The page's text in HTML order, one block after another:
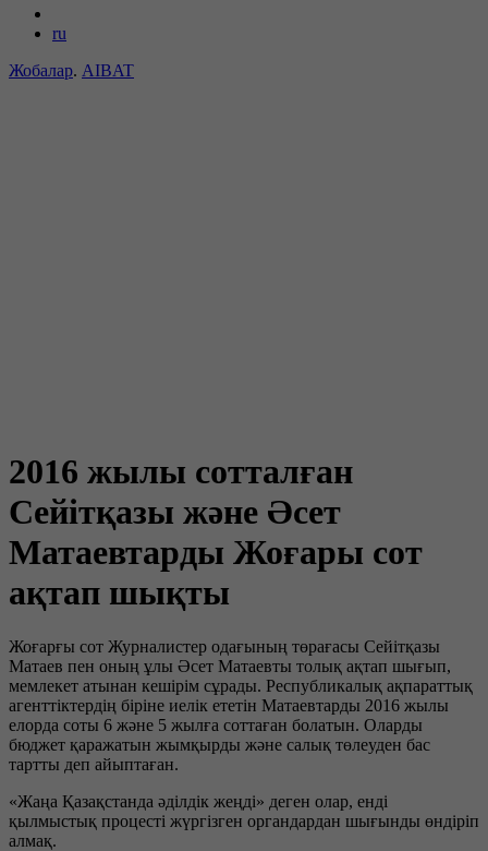
ru
Жобалар. AIBAT
2016 жылы сотталған
Сейітқазы және Әсет
Матаевтарды Жоғары сот
ақтап шықты
Жоғарғы сот Журналистер одағының төрағасы Сейітқазы
Матаев пен оның ұлы Әсет Матаевты толық ақтап шығып,
мемлекет атынан кешірім сұрады. Республикалық ақпараттық
агенттіктердің біріне иелік ететін Матаевтарды 2016 жылы
елорда соты 6 және 5 жылға соттаған болатын. Оларды
бюджет қаражатын жымқырды және салық төлеуден бас
тартты деп айыптаған.
«Жаңа Қазақстанда әділдік жеңді» деген олар, енді
қылмыстық процесті жүргізген органдардан шығынды өндіріп
алмақ.